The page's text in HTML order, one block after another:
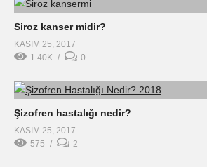
Siroz kanser midir?
KASIM 25, 2017
1.40K
0
Şizofren hastalığı nedir?
KASIM 25, 2017
575
2